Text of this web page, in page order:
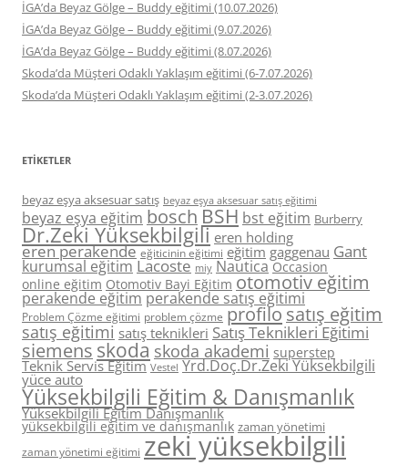
İGA’da Beyaz Gölge – Buddy eğitimi (10.07.2026)
İGA’da Beyaz Gölge – Buddy eğitimi (9.07.2026)
İGA’da Beyaz Gölge – Buddy eğitimi (8.07.2026)
Skoda’da Müşteri Odaklı Yaklaşım eğitimi (6-7.07.2026)
Skoda’da Müşteri Odaklı Yaklaşım eğitimi (2-3.07.2026)
ETIKETLER
beyaz eşya aksesuar satış beyaz eşya aksesuar satış eğitimi
beyaz eşya eğitim boschBSH bst eğitim Burberry
Dr.Zeki Yüksekbilgili eren holding
eren perakende eğiticinin eğitimi eğitim gaggenau Gant
kurumsal eğitim Lacoste miy Nautica Occasion
online eğitim Otomotiv Bayi Eğitim otomotiv eğitim
perakende eğitimperakende satış eğitimi
Problem Çözme eğitimi problem çözme profilosatış eğitim
satış eğitimi satış teknikleri Satış Teknikleri Eğitimi
siemensskoda skoda akademi superstep
Teknik Servis Eğitim Vestel Yrd.Doç.Dr.Zeki Yüksekbilgili
yüce auto
Yüksekbilgili Eğitim & Danışmanlık
Yüksekbilgili Eğitim Danışmanlık
yüksekbilgili eğitim ve danışmanlık zaman yönetimi
zaman yönetimi eğitimi zeki yüksekbilgili